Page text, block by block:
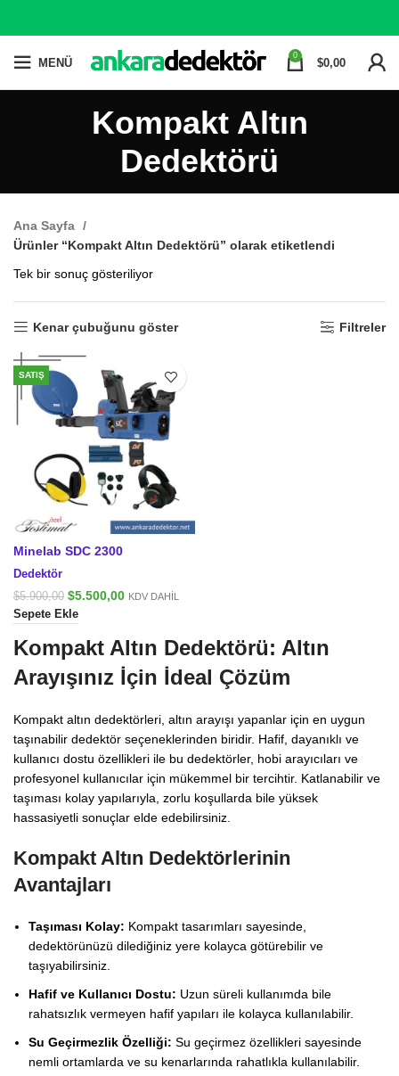
MENÜ
0
$0,00
Kompakt Altın
Dedektörü
Ana Sayfa
Ürünler “Kompakt Altın Dedektörü” olarak etiketlendi
Tek bir sonuç gösteriliyor
Kenar çubuğunu göster Filtreler
SATIŞ
Minelab SDC 2300
Dedektör
$5.900,00 Orijinal
fiyat:
$5.900,00.
$5.500,00Şu
$5.500,00.
KDV DAHİL
Sepete Ekle
Kompakt Altın Dedektörü: Altın
Arayışınız İçin İdeal Çözüm
Kompakt altın dedektörleri, altın arayışı yapanlar için en uygun
taşınabilir dedektör seçeneklerinden biridir. Hafif, dayanıklı ve
kullanıcı dostu özellikleri ile bu dedektörler, hobi arayıcıları ve
profesyonel kullanıcılar için mükemmel bir tercihtir. Katlanabilir ve
taşıması kolay yapılarıyla, zorlu koşullarda bile yüksek
hassasiyetli sonuçlar elde edebilirsiniz.
Kompakt Altın Dedektörlerinin
Avantajları
Taşıması Kolay: Kompakt tasarımları sayesinde,
dedektörünüzü dilediğiniz yere kolayca götürebilir ve
taşıyabilirsiniz.
Hafif ve Kullanıcı Dostu: Uzun süreli kullanımda bile
rahatsızlık vermeyen hafif yapıları ile kolayca kullanılabilir.
Su Geçirmezlik Özelliği: Su geçirmez özellikleri sayesinde
nemli ortamlarda ve su kenarlarında rahatlıkla kullanılabilir.